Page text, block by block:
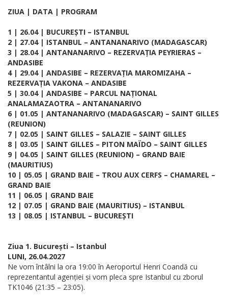
ZIUA | DATA | PROGRAM
1 | 26.04 | BUCUREȘTI – ISTANBUL
2 | 27.04 | ISTANBUL – ANTANANARIVO (MADAGASCAR)
3 | 28.04 | ANTANANARIVO – REZERVAȚIA PEYRIERAS –
ANDASIBE
4 | 29.04 | ANDASIBE – REZERVAȚIA MAROMIZAHA –
REZERVAȚIA VAKONA – ANDASIBE
5 | 30.04 | ANDASIBE – PARCUL NAȚIONAL
ANALAMAZAOTRA – ANTANANARIVO
6 | 01.05 | ANTANANARIVO (MADAGASCAR) – SAINT GILLES
(REUNION)
7 | 02.05 | SAINT GILLES – SALAZIE – SAINT GILLES
8 | 03.05 | SAINT GILLES – PITON MAÏDO – SAINT GILLES
9 | 04.05 | SAINT GILLES (REUNION) – GRAND BAIE
(MAURITIUS)
10 | 05.05 | GRAND BAIE – TROU AUX CERFS – CHAMAREL –
GRAND BAIE
11 | 06.05 | GRAND BAIE
12 | 07.05 | GRAND BAIE (MAURITIUS) – ISTANBUL
13 | 08.05 | ISTANBUL – BUCUREȘTI
Ziua 1. București – Istanbul
LUNI, 26.04.2027
Ne vom întâlni la ora 19:00 în Aeroportul Henri Coandă cu
reprezentantul agenției și vom pleca spre Istanbul cu zborul
TK1046 (21:35 – 23:05).